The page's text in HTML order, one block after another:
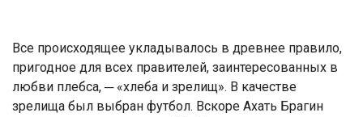
Все происходящее укладывалось в древнее правило,
пригодное для всех правителей, заинтересованных в
любви плебса, ─ «хлеба и зрелищ». В качестве
зрелища был выбран футбол. Вскоре Ахать Брагин